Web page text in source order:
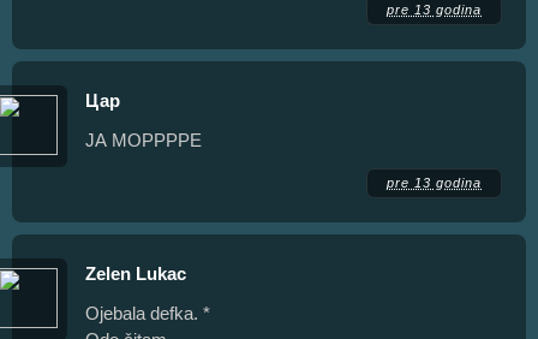
pre 13 godina
Цар
ЈА МОРРРРЕ
pre 13 godina
Zelen Lukac
Ojebala defka. *